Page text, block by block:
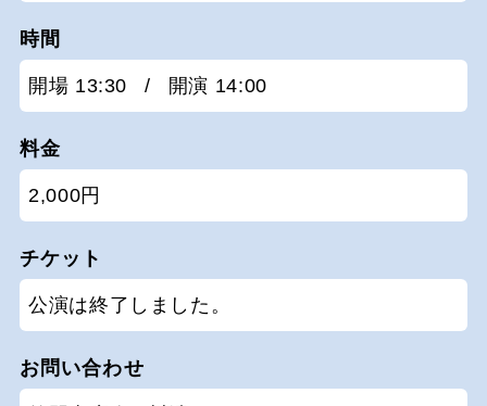
時間
開場 13:30 / 開演 14:00
料金
2,000円
チケット
公演は終了しました。
お問い合わせ